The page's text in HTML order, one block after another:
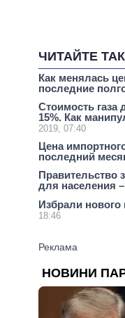
ЧИТАЙТЕ
Как менялась
последние
Стоимость газа
15%. Как
2019, 07:40
Цена
последний
Правительство
для населения
Избрали
18:46